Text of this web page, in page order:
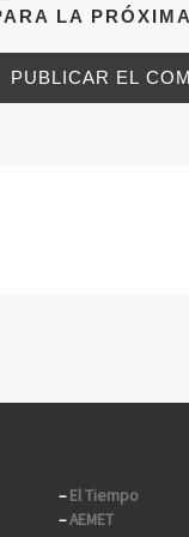
LA
–El Tiempo
–AEMET